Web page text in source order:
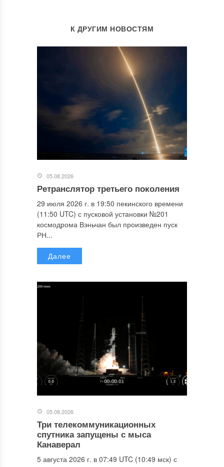
К ДРУГИМ НОВОСТЯМ
05.08.2026
Ретранслятор третьего поколения
29 июля 2026 г. в 19:50 пекинского времени
(11:50 UTC) с пусковой установки №201
космодрома Вэньчан был произведен пуск
РН...
Далее
05.08.2026
Три телекоммуникационных
спутника запущены с мыса
Канаверал
5 августа 2026 г. в 07:49 UTC (10:49 мск) с